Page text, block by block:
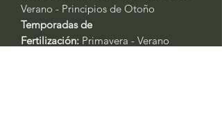
Verano - Principios de Otoño
Temporadas de
Fertilización: Primavera - Verano